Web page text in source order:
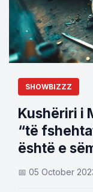
SHOWBIZZZ
Kushëriri i
“të
është e
📅 05 October